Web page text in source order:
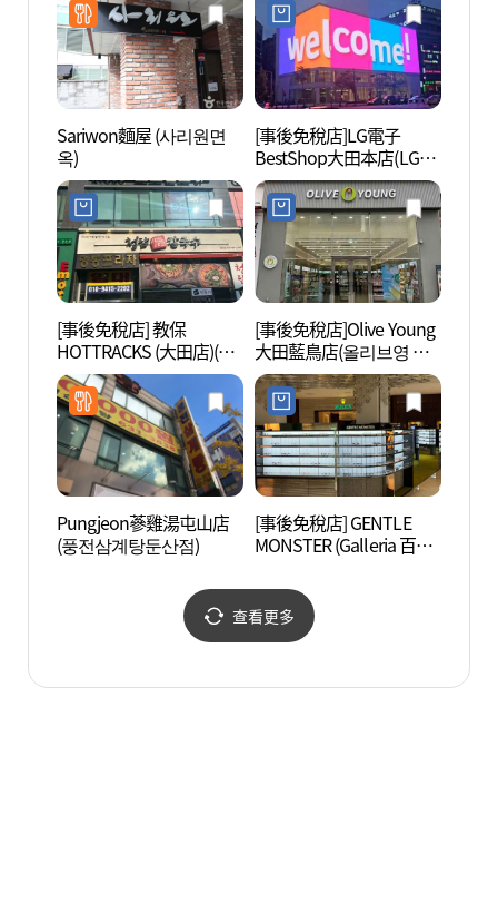
Sariwon麵屋 (사리원면
옥)
[事後免稅店]LG電子
BestShop大田本店(LG전
자 베스트샵 대전본점)
[事後免稅店] 教保
HOTTRACKS (大田店)(교
보핫트랙스 대전점)
[事後免稅店]Olive Young
大田藍鳥店(올리브영 대
전파랑새점)
Pungjeon蔘雞湯屯山店
(풍전삼계탕둔산점)
[事後免稅店] GENTLE
MONSTER (Galleria 百貨
몬스터 갤러리아백화점
타임월드점)
查看更多